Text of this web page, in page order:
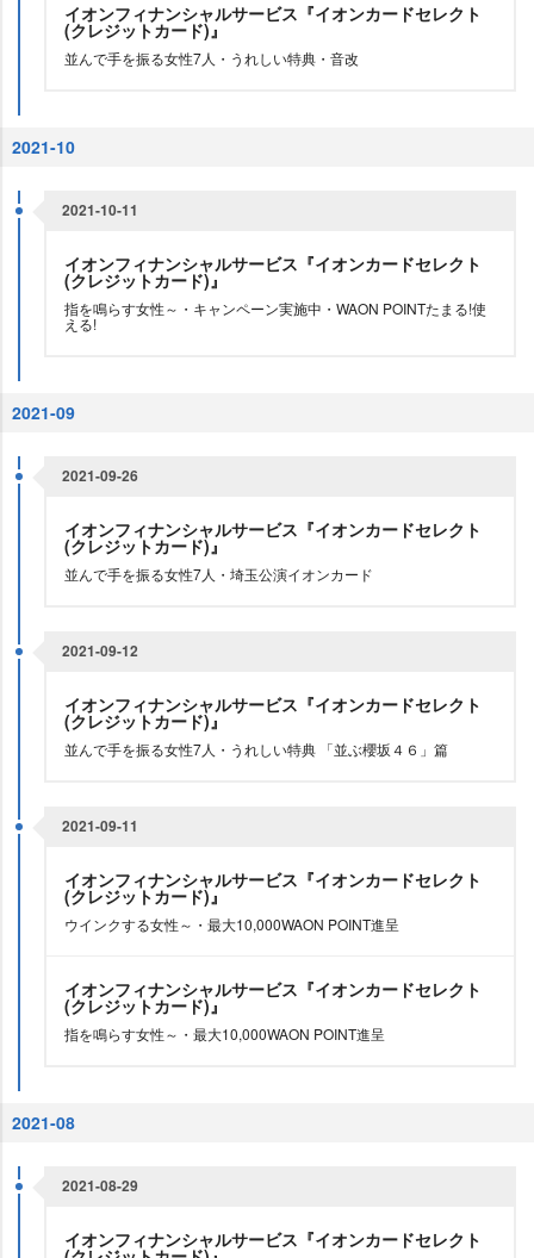
イオンフィナンシャルサービス『イオンカードセレクト
(クレジットカード)』
並んで手を振る女性7人・うれしい特典・音改
2021-10
2021-10-11
イオンフィナンシャルサービス『イオンカードセレクト
(クレジットカード)』
指を鳴らす女性～・キャンペーン実施中・WAON POINTたまる!使
える!
2021-09
2021-09-26
イオンフィナンシャルサービス『イオンカードセレクト
(クレジットカード)』
並んで手を振る女性7人・埼玉公演イオンカード
2021-09-12
イオンフィナンシャルサービス『イオンカードセレクト
(クレジットカード)』
並んで手を振る女性7人・うれしい特典 「並ぶ櫻坂４６」篇
2021-09-11
イオンフィナンシャルサービス『イオンカードセレクト
(クレジットカード)』
ウインクする女性～・最大10,000WAON POINT進呈
イオンフィナンシャルサービス『イオンカードセレクト
(クレジットカード)』
指を鳴らす女性～・最大10,000WAON POINT進呈
2021-08
2021-08-29
イオンフィナンシャルサービス『イオンカードセレクト